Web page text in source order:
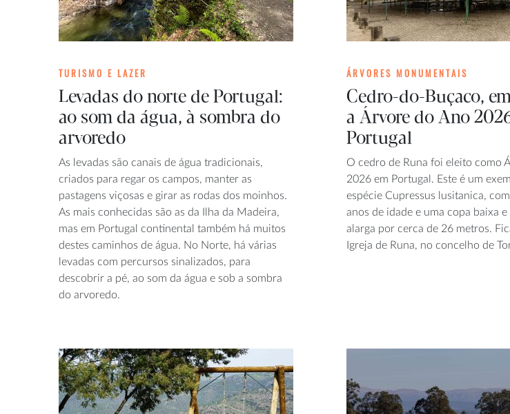
TURISMO E LAZER
Levadas do norte de Portugal:
ao som da água, à sombra do
arvoredo
As levadas são canais de água tradicionais,
criados para regar os campos, manter as
pastagens viçosas e girar as rodas dos moinhos.
As mais conhecidas são as da Ilha da Madeira,
mas em Portugal continental também há muitos
destes caminhos de água. No Norte, há várias
levadas com percursos sinalizados, para
descobrir a pé, ao som da água e sob a sombra
do arvoredo.
ÁRVORES MONUMENTAIS
Cedro-do-Buçaco,
a Árvore do Ano
Portugal
O cedro de Runa foi eleito como
2026 em Portugal. Este é um
espécie Cupressus lusitanica,
anos de idade e uma copa baixa
alarga por cerca de 26 metros.
Igreja de Runa, no concelho de